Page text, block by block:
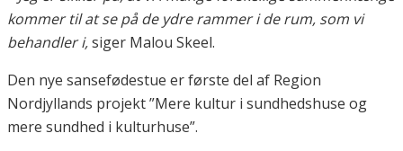
kommer til at se på de ydre rammer i de rum, som vi
behandler i,siger Malou Skeel.
Den nye sansefødestue er første del af Region
Nordjyllands projekt ”Mere kultur i sundhedshuse og
mere sundhed i kulturhuse”.